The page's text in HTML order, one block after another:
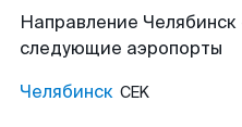
Направление
следующие аэропорты
Челябинск CEK